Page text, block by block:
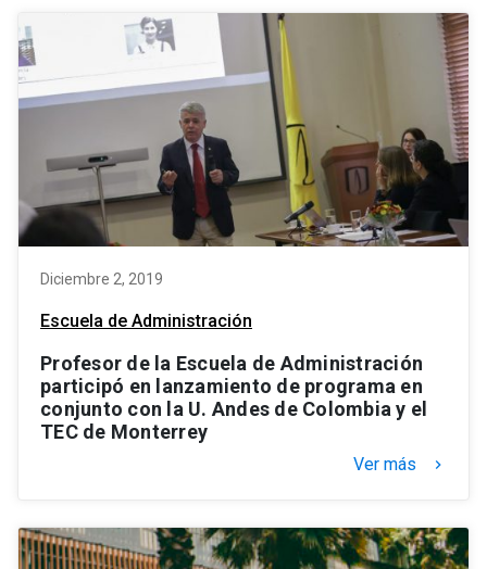
Diciembre 2, 2019
Escuela de Administración
Profesor de la Escuela de Administración
participó en lanzamiento de programa en
conjunto con la U. Andes de Colombia y el
TEC de Monterrey
Ver más keyboard_arrow_right